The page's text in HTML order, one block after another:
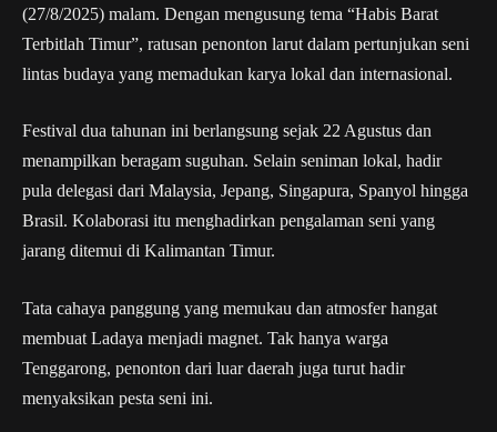
(27/8/2025) malam. Dengan mengusung tema “Habis Barat
Terbitlah Timur”, ratusan penonton larut dalam pertunjukan seni
lintas budaya yang memadukan karya lokal dan internasional.
Festival dua tahunan ini berlangsung sejak 22 Agustus dan
menampilkan beragam suguhan. Selain seniman lokal, hadir
pula delegasi dari Malaysia, Jepang, Singapura, Spanyol hingga
Brasil. Kolaborasi itu menghadirkan pengalaman seni yang
jarang ditemui di Kalimantan Timur.
Tata cahaya panggung yang memukau dan atmosfer hangat
membuat Ladaya menjadi magnet. Tak hanya warga
Tenggarong, penonton dari luar daerah juga turut hadir
menyaksikan pesta seni ini.